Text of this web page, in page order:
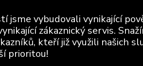
jsme vybudovali vynikající
zákaznický servis.
kteří již využili našich
prioritou!